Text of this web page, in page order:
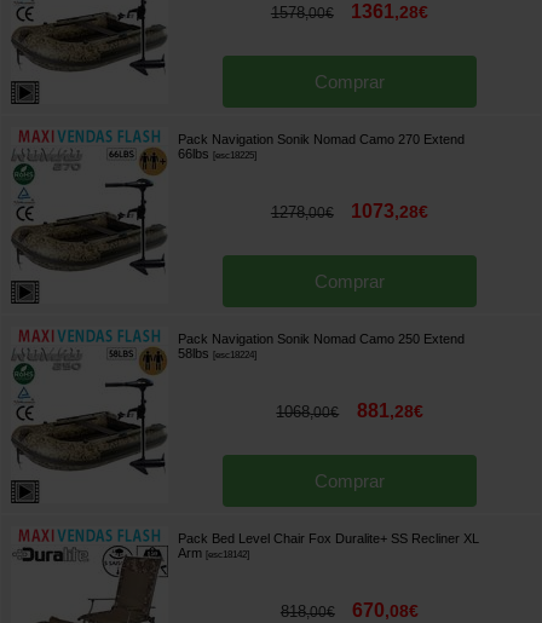
1578,00€ 1361,28€
Comprar
Pack Navigation Sonik Nomad Camo 270 Extend
66lbs [esc18225]
1278,00€ 1073,28€
Comprar
Pack Navigation Sonik Nomad Camo 250 Extend
58lbs [esc18224]
1068,00€ 881,28€
Comprar
Pack Bed Level Chair Fox Duralite+ SS Recliner XL
Arm [esc18142]
818,00€ 670,08€